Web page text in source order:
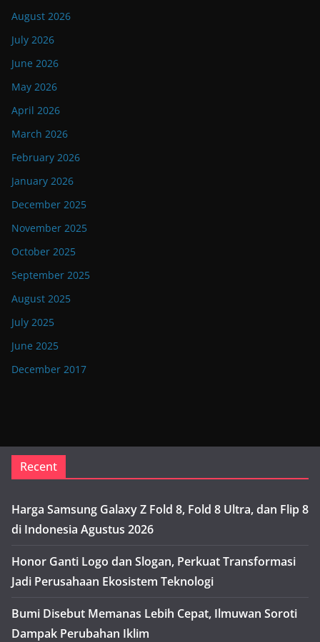
August 2026
July 2026
June 2026
May 2026
April 2026
March 2026
February 2026
January 2026
December 2025
November 2025
October 2025
September 2025
August 2025
July 2025
June 2025
December 2017
Recent
Harga Samsung Galaxy Z Fold 8, Fold 8 Ultra, dan Flip 8
di Indonesia Agustus 2026
Honor Ganti Logo dan Slogan, Perkuat Transformasi
Jadi Perusahaan Ekosistem Teknologi
Bumi Disebut Memanas Lebih Cepat, Ilmuwan Soroti
Dampak Perubahan Iklim